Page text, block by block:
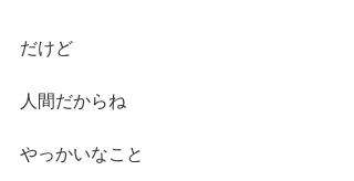
だけど
人間だからね
やっかいなこと